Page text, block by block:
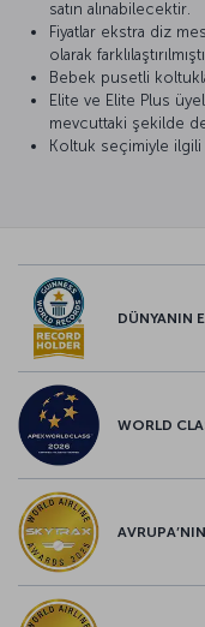
satın alınabilecektir.
Fiyatlar ekstra diz
olarak
Bebek pusetli
Elite ve Elite Plus
mevcuttaki şekilde
Koltuk seçimiyle ilgili
DÜNYANIN
WORLD